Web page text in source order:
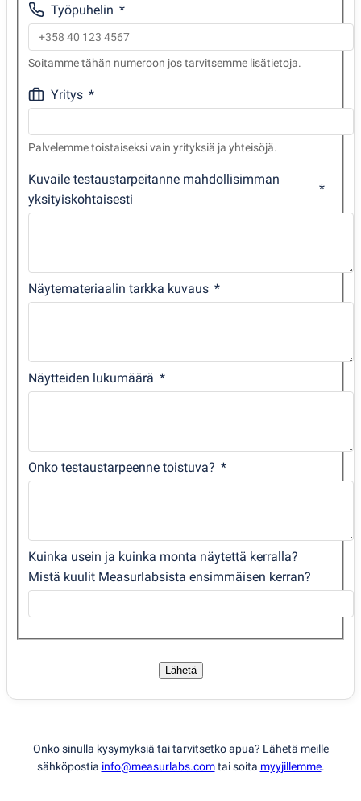
Työpuhelin
Soitamme tähän numeroon jos tarvitsemme lisätietoja.
Yritys
Palvelemme toistaiseksi vain yrityksiä ja yhteisöjä.
Kuvaile testaustarpeitanne mahdollisimman
yksityiskohtaisesti
Näytemateriaalin tarkka kuvaus
Näytteiden lukumäärä
Onko testaustarpeenne toistuva?
Kuinka usein ja kuinka monta näytettä kerralla?
Mistä kuulit Measurlabsista ensimmäisen kerran?
Lähetä
Onko sinulla kysymyksiä tai tarvitsetko apua? Lähetä meille
sähköpostia info@measurlabs.comtai soita myyjillemme.